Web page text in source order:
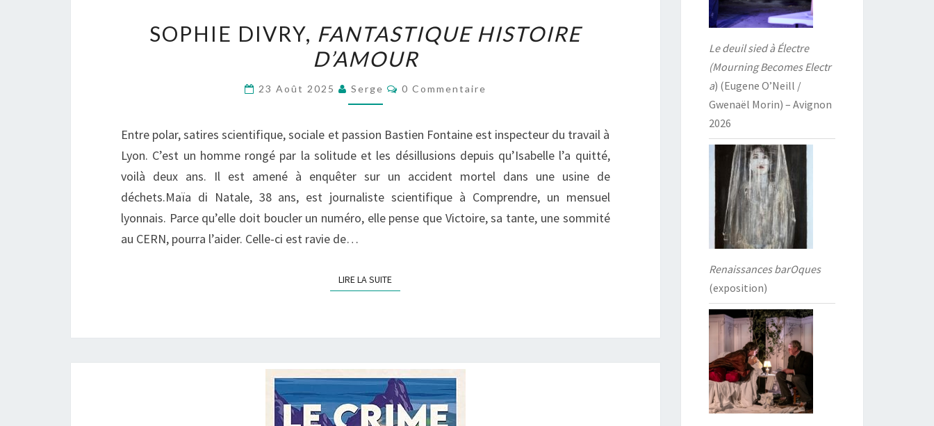
DIVRY,
FANTASTIQUE
D’AMOUR
SOPHIE DIVRY, FANTASTIQUE HISTOIRE
D’AMOUR
23 Août 2025 Serge Commentaires
0 Commentaire
Entre polar, satires scientifique, sociale et passion Bastien Fontaine est inspecteur du travail à
Lyon. C’est un homme rongé par la solitude et les désillusions depuis qu’Isabelle l’a quitté,
voilà deux ans. Il est amené à enquêter sur un accident mortel dans une usine de
déchets.Maïa di Natale, 38 ans, est journaliste scientifique à Comprendre, un mensuel
lyonnais. Parce qu’elle doit boucler un numéro, elle pense que Victoire, sa tante, une sommité
au CERN, pourra l’aider. Celle-ci est ravie de…
LIRE LA SUITELIRE LA SUITE
Le deuil sied à Électre
(Mourning Becomes Electr
a) (Eugene O’Neill /
Gwenaël Morin) – Avignon
2026
Renaissances barOques
(exposition)